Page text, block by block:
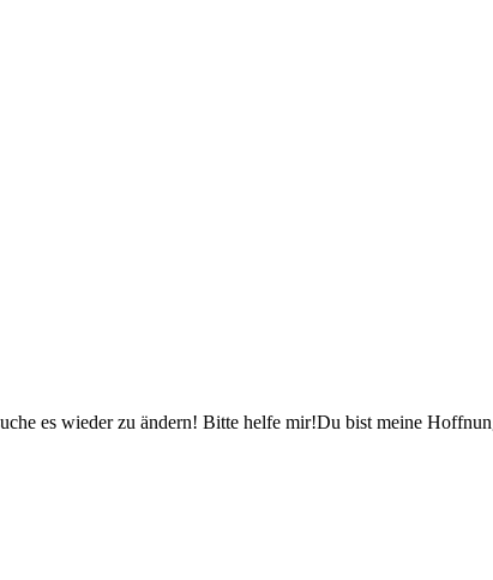
es wieder zu ändern! Bitte helfe mir!Du bist meine